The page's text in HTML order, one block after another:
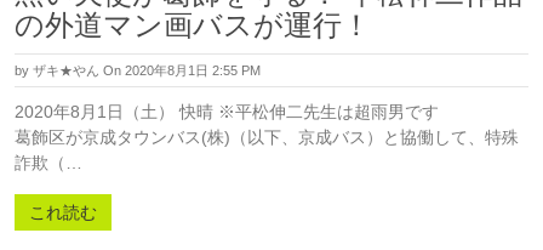
の外道マン画バスが運行！
by ザキ★やん On 2020年8月1日 2:55 PM
2020年8月1日（土） 快晴 ※平松伸二先生は超雨男です
葛飾区が京成タウンバス(株)（以下、京成バス）と協働して、特殊
詐欺（…
これ読む